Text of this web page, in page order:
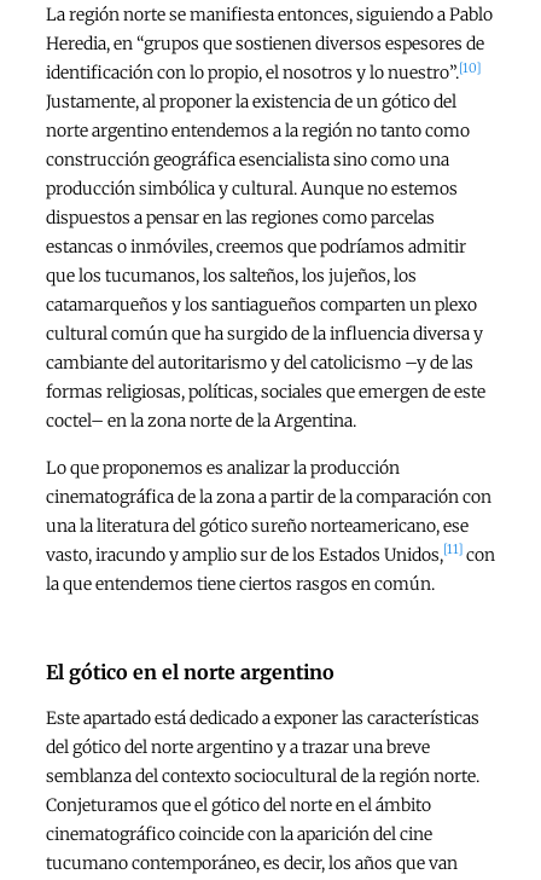
La región norte se manifiesta entonces, siguiendo a Pablo
Heredia, en “grupos que sostienen diversos espesores de
identificación con lo propio, el nosotros y lo nuestro”.[10]
Justamente, al proponer la existencia de un gótico del
norte argentino entendemos a la región no tanto como
construcción geográfica esencialista sino como una
producción simbólica y cultural. Aunque no estemos
dispuestos a pensar en las regiones como parcelas
estancas o inmóviles, creemos que podríamos admitir
que los tucumanos, los salteños, los jujeños, los
catamarqueños y los santiagueños comparten un plexo
cultural común que ha surgido de la influencia diversa y
cambiante del autoritarismo y del catolicismo –y de las
formas religiosas, políticas, sociales que emergen de este
coctel– en la zona norte de la Argentina.
Lo que proponemos es analizar la producción
cinematográfica de la zona a partir de la comparación con
una la literatura del gótico sureño norteamericano, ese
vasto, iracundo y amplio sur de los Estados Unidos,[11] con
la que entendemos tiene ciertos rasgos en común.
El gótico en el norte argentino
Este apartado está dedicado a exponer las características
del gótico del norte argentino y a trazar una breve
semblanza del contexto sociocultural de la región norte.
Conjeturamos que el gótico del norte en el ámbito
cinematográfico coincide con la aparición del cine
tucumano contemporáneo, es decir, los años que van